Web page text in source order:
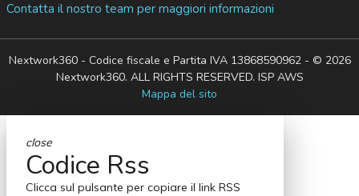
Contatta il nostro team per maggiori informazioni
Nextwork360 - Codice fiscale e Partita IVA 13868590962 - © 2026
Nextwork360. ALL RIGHTS RESERVED. ISP AWS
Mappa del sito
close
Codice Rss
Clicca sul pulsante per copiare il link RSS